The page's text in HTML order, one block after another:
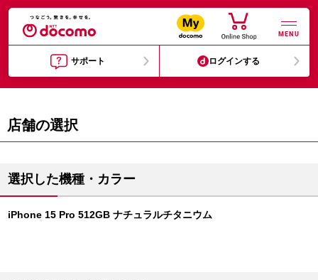
MENU
サポート ログインする
店舗の選択
選択した機種・カラー
iPhone 15 Pro 512GB ナチュラルチタニウム